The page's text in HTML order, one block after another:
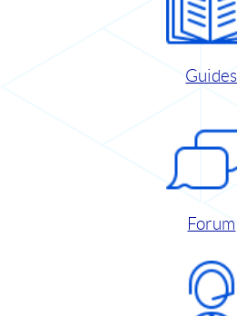
Guides
Forum